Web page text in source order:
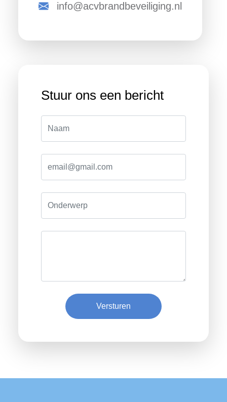
info@acvbrandbeveiliging.nl
Stuur ons een bericht
Versturen